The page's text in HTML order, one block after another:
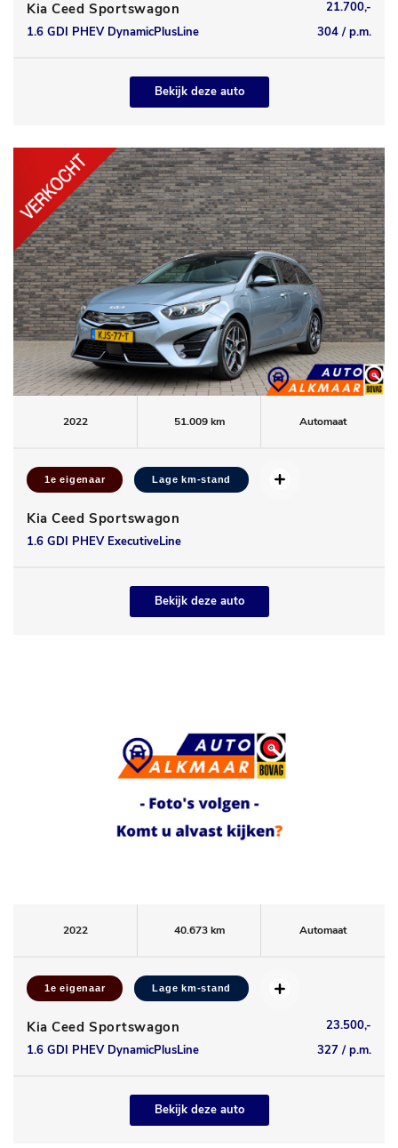
Kia Ceed Sportswagon
21.700,-
1.6 GDI PHEV DynamicPlusLine
304 / p.m.
Bekijk deze auto
2022 51.009 km Automaat
1e eigenaar Lage km-stand
Kia Ceed Sportswagon
1.6 GDI PHEV ExecutiveLine
Bekijk deze auto
2022 40.673 km Automaat
1e eigenaar Lage km-stand
Kia Ceed Sportswagon
23.500,-
1.6 GDI PHEV DynamicPlusLine
327 / p.m.
Bekijk deze auto